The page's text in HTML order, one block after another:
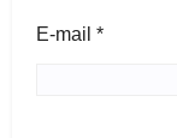
E-mail *